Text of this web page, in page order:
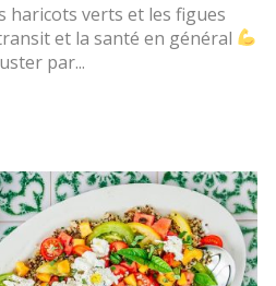
haricots verts et les figues
et la santé en général
par...